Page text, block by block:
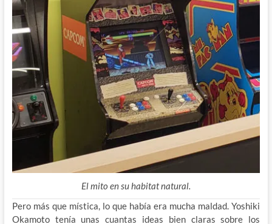
El mito en su habitat natural.
Pero más que mística, lo que había era mucha maldad. Yoshiki
Okamoto tenía unas cuantas ideas bien claras sobre los